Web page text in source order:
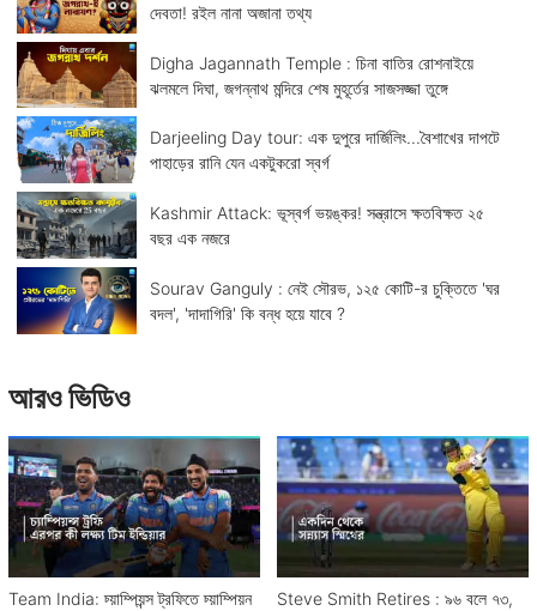
দেবতা! রইল নানা অজানা তথ্য
Digha Jagannath Temple : চিনা বাতির রোশনাইয়ে
ঝলমলে দিঘা, জগন্নাথ মন্দিরে শেষ মুহূর্তের সাজসজ্জা তুঙ্গে
Darjeeling Day tour: এক দুপুরে দার্জিলিং...বৈশাখের দাপটে
পাহাড়ের রানি যেন একটুকরো স্বর্গ
Kashmir Attack: ভূস্বর্গ ভয়ঙ্কর! সন্ত্রাসে ক্ষতবিক্ষত ২৫
বছর এক নজরে
Sourav Ganguly : নেই সৌরভ, ১২৫ কোটি-র চুক্তিতে 'ঘর
বদল', 'দাদাগিরি' কি বন্ধ হয়ে যাবে ?
আরও ভিডিও
Team India: চ্য়াম্পিয়ন্স ট্রফিতে চ্য়াম্পিয়ন
Steve Smith Retires : ৯৬ বলে ৭৩,